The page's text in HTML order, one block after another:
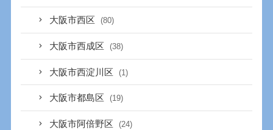
大阪市西区 (80)
大阪市西成区 (38)
大阪市西淀川区 (1)
大阪市都島区 (19)
大阪市阿倍野区 (24)